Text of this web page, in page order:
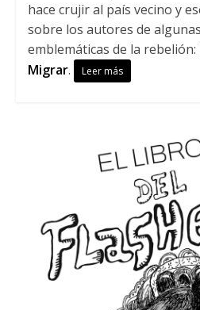
hace crujir al país vecino y
sobre los autores de
emblemáticas de la
Migrar. Leer más